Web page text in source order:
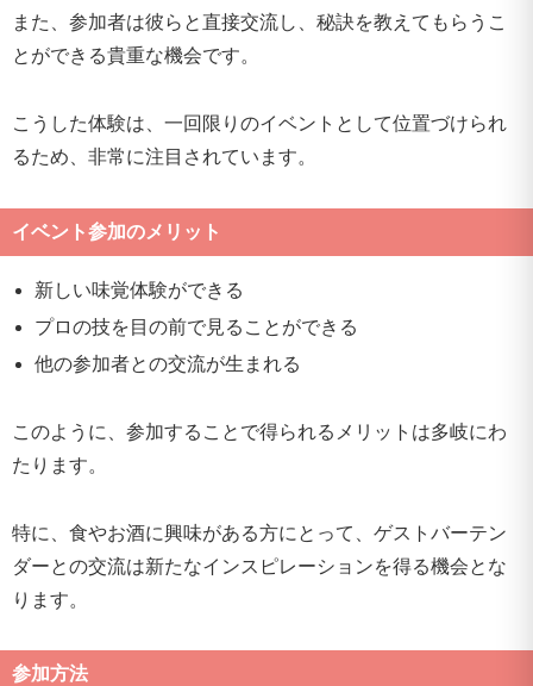
また、参加者は彼らと直接交流し、秘訣を教えてもらうこ
とができる貴重な機会です。
こうした体験は、一回限りのイベントとして位置づけられ
るため、非常に注目されています。
イベント参加のメリット
新しい味覚体験ができる
プロの技を目の前で見ることができる
他の参加者との交流が生まれる
このように、参加することで得られるメリットは多岐にわ
たります。
特に、食やお酒に興味がある方にとって、ゲストバーテン
ダーとの交流は新たなインスピレーションを得る機会とな
ります。
参加方法